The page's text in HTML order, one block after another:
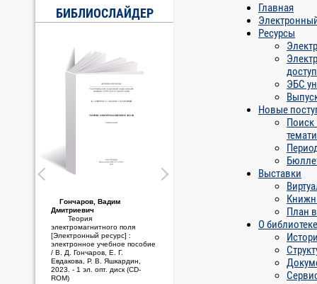
БИБЛИОСЛАЙДЕР
Гончаров, Вадим
Дмитриевич
Теория
электромагнитного поля
[Электронный ресурс] :
электронное учебное пособие
/ В. Д. Гончаров, Е. Г.
Евдакова, Р. В. Яшкардин,
2023. - 1 эл. опт. диск (CD-
ROM)
деятельности [Электронный
методическое пособие / А. Л.
2023. - 1 эл. опт. диск (CD-
ROM)
Главная
Ресурсы
ЭБС
Новые
Поиск
Выставки
План
О библиотеке